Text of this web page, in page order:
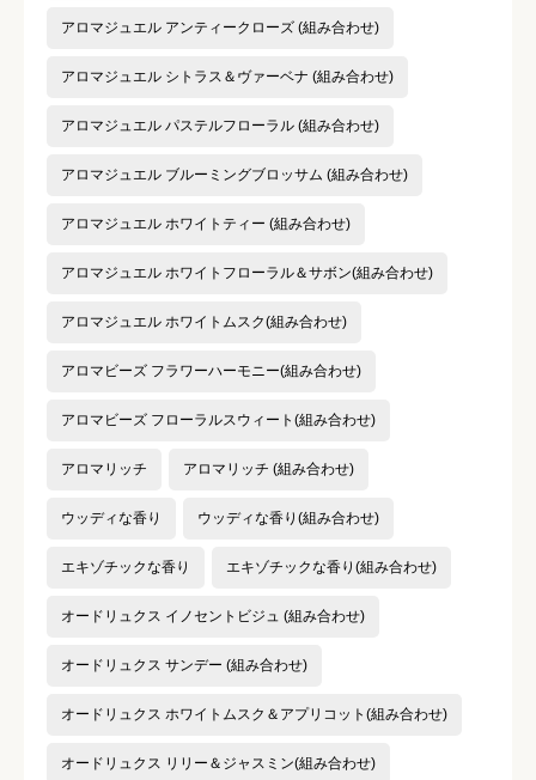
クチコミ内容 必須
アロマジュエル アンティークローズ (組み合わせ)
アロマジュエル シトラス＆ヴァーベナ (組み合わせ)
アロマジュエル パステルフローラル (組み合わせ)
アロマジュエル ブルーミングブロッサム (組み合わせ)
アロマジュエル ホワイトティー (組み合わせ)
アロマジュエル ホワイトフローラル＆サボン(組み合わせ)
アロマジュエル ホワイトムスク(組み合わせ)
アロマビーズ フラワーハーモニー(組み合わせ)
アロマビーズ フローラルスウィート(組み合わせ)
アロマリッチ アロマリッチ (組み合わせ)
ウッディな香り ウッディな香り(組み合わせ)
エキゾチックな香り エキゾチックな香り(組み合わせ)
オードリュクス イノセントビジュ (組み合わせ)
オードリュクス サンデー (組み合わせ)
オードリュクス ホワイトムスク＆アプリコット(組み合わせ)
オードリュクス リリー＆ジャスミン(組み合わせ)